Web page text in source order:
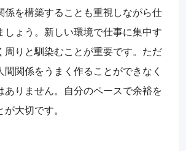
係を構築することも重視しながら仕
しょう。新しい環境で仕事に集中す
周りと馴染むことが重要です。ただ
間関係をうまく作ることができなく
ありません。自分のペースで余裕を
大切です。